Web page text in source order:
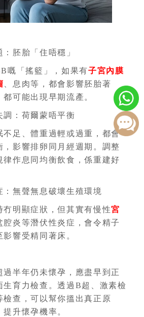
胚胎「住唔穩」
「搖籃」，如果有子宮內膜
、息肉等，都會影響胚胎著
可能出現早期流產。
：荷爾蒙唔平衡
足、體重過輕或過重，都會
，影響排卵同月經週期。調整
律作息同均衡飲食，係重建好
無聲無息破壞生殖環境
明顯症狀，但其實有慢性宮
腔炎等潛伏性炎症，會令精子
響受精同著床。
半年仍未懷孕，應盡早到正
生育力檢查。透過B超、激素檢
檢查，可以幫你搵出真正原
升懷孕機率。